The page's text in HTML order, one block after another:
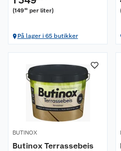
(14989 per liter)
På lager i 65 butikker
BUTINOX
Butinox Terrassebeis